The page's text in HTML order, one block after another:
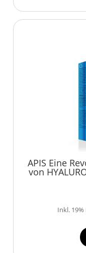
APIS Eine
von
Inkl.